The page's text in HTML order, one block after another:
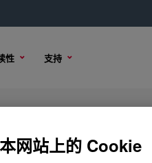
性 支持
Polyethylene
网站上的 Cookie